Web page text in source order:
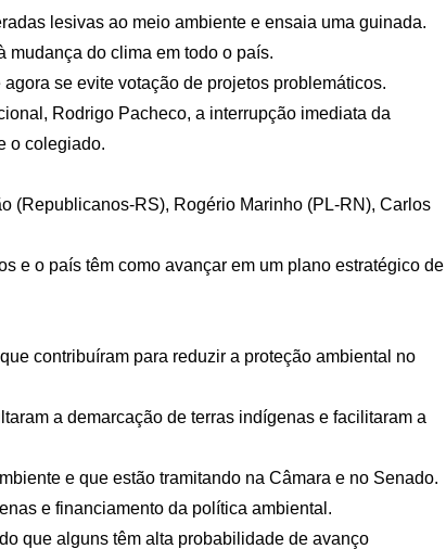
lesivas ao meio ambiente e ensaia uma guinada.
mudança do clima em todo o país.
se evite votação de projetos problemáticos.
Rodrigo Pacheco, a interrupção imediata da
o colegiado.
(Republicanos-RS), Rogério Marinho (PL-RN), Carlos
e o país têm como avançar em um plano estratégico de
contribuíram para reduzir a proteção ambiental no
a demarcação de terras indígenas e facilitaram a
e que estão tramitando na Câmara e no Senado.
e financiamento da política ambiental.
que alguns têm alta probabilidade de avanço